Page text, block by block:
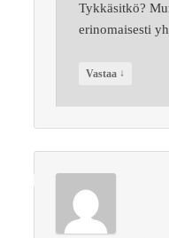
Tykkäsitkö?
erinomaisesti
Vastaa ↓